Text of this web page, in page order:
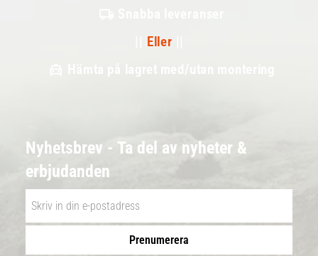
Eller
Hämta på lagret med/utan montering
Nyhetsbrev - Ta del av nyheter &
erbjudanden
Prenumerera